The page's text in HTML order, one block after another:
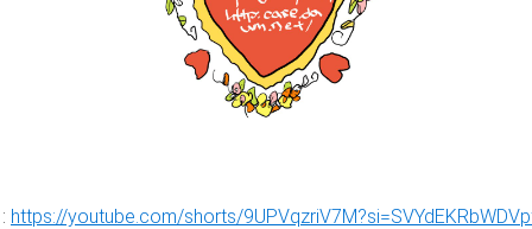
https://youtube.com/shorts/